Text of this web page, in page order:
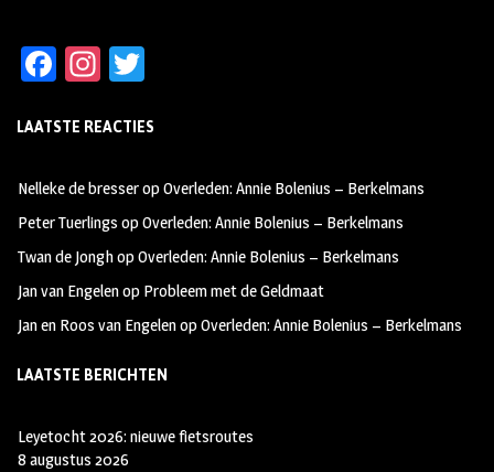
Fa
b
oo
k
In
ag
m
tt
LAATSTE REACTIES
Nelleke de bresseropOverleden: Annie Bolenius – Berkelmans
Peter Tuerlings opOverleden: Annie Bolenius – Berkelmans
Twan de JonghopOverleden: Annie Bolenius – Berkelmans
Jan van Engelenop Probleem met de Geldmaat
Jan en Roos van EngelenopOverleden: Annie Bolenius – Berkelmans
LAATSTE BERICHTEN
Leyetocht 2026: nieuwe fietsroutes
8 augustus 2026